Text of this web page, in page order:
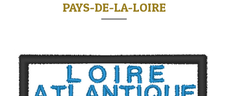
PAYS-DE-LA-LOIRE